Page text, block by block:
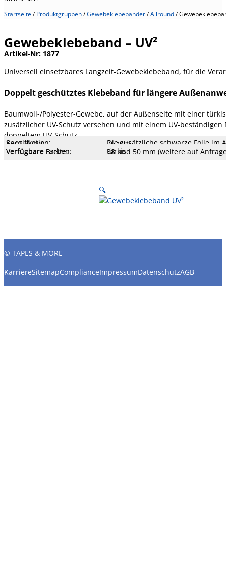
Startseite/Produktgruppen/Gewebeklebebänder/Allround/
Gewebeklebeband – UV²
Artikel-Nr: 1877
Universell einsetzbares Langzeit-Gewebeklebeband, für die
Doppelt geschütztes Klebeband für längere
Baumwoll-/Polyester-Gewebe, auf der Außenseite mit einer
zusätzlicher UV-Schutz versehen und mit einem UV-
doppeltem UV-Schutz
Träger:
PE-beschichtetes Baumwoll-/PET-
Gesamtstärke: 310 µm
Meshzahl: 70
Klebertyp: Kautschuk
Klebekraft: 3,5 N/cm
Reißfestigkeit: 55 N/cm
Dehnung: 11 %
Temperatur: 90 °C
Kern Typ: Pappe
Kern Ø mm: 76 mm
Spezifikation:
Die zusätzliche schwarze Folie im
schädigenden UV-Strahlen. Die
UV Beständigkeit: sehr gut
Verfügbare Längen: 25 m
Verfügbare Breite: 38 und 50 mm (weitere auf
Verfügbare Farben: türkis
🔍
© TAPES & MORE
KarriereSitemapComplianceImpressumDatenschutzAGB